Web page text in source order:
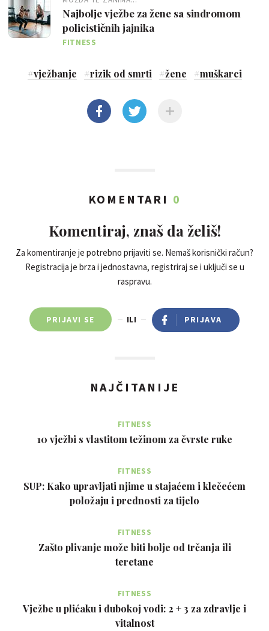
Najbolje vježbe za žene sa sindromom
policističnih jajnika
FITNESS
#vježbanje #rizik od smrti #žene #muškarci
KOMENTARI 0
Komentiraj, znaš da želiš!
Za komentiranje je potrebno prijaviti se. Nemaš korisnički račun?
Registracija je brza i jednostavna, registriraj se i uključi se u
raspravu.
PRIJAVI SE ILI PRIJAVA
NAJČITANIJE
FITNESS
10 vježbi s vlastitom težinom za čvrste ruke
FITNESS
SUP: Kako upravljati njime u stajaćem i klečećem
položaju i prednosti za tijelo
FITNESS
Zašto plivanje može biti bolje od trčanja ili
teretane
FITNESS
Vježbe u plićaku i dubokoj vodi: 2 + 3 za zdravlje i
vitalnost